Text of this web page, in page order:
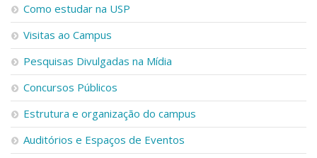
Como estudar na USP
Visitas ao Campus
Pesquisas Divulgadas na Mídia
Concursos Públicos
Estrutura e organização do campus
Auditórios e Espaços de Eventos